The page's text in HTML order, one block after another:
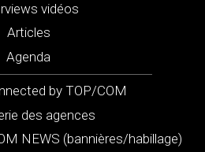
vidéos
Articles
Agenda
by TOP/COM
des agences
NEWS (bannières/habillage)